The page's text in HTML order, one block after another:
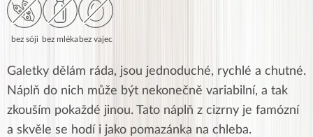
bez sóji bez mlékabez vajec
Galetky dělám ráda, jsou jednoduché, rychlé a chutné.
Náplň do nich může být nekonečně variabilní, a tak
zkouším pokaždé jinou. Tato náplň z cizrny je famózní
a skvěle se hodí i jako pomazánka na chleba.